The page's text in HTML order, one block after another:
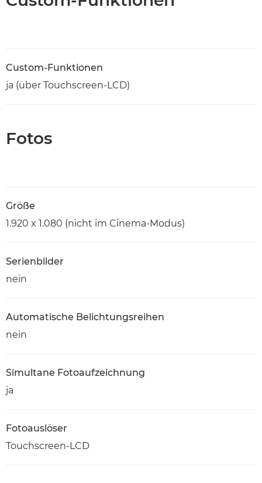
Custom-Funktionen
ja (über Touchscreen-LCD)
Fotos
Größe
1.920 x 1.080 (nicht im Cinema-Modus)
Serienbilder
nein
Automatische Belichtungsreihen
nein
Simultane Fotoaufzeichnung
ja
Fotoauslöser
Touchscreen-LCD